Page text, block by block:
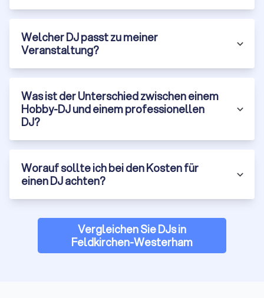
Welcher DJ passt zu meiner
Veranstaltung?
Was ist der Unterschied zwischen einem
Hobby-DJ und einem professionellen
DJ?
Worauf sollte ich bei den Kosten für
einen DJ achten?
Vergleichen Sie DJs in
Feldkirchen-Westerham